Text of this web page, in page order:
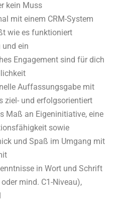
kein Muss
mit einem CRM-System
wie es funktioniert
und ein
Engagement sind für dich
Auffassungsgabe mit
ziel- und erfolgsorientiert
Maß an Eigeninitiative, eine
sowie
und Spaß im Umgang mit
in Wort und Schrift
mind. C1-Niveau),